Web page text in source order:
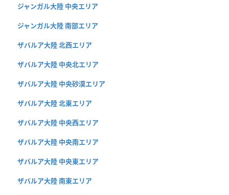
ジャンガル大陸 中央エリア
ジャンガル大陸 南部エリア
ザバルア大陸 北西エリア
ザバルア大陸 中央北エリア
ザバルア大陸 中央砂漠エリア
ザバルア大陸 北東エリア
ザバルア大陸 中央西エリア
ザバルア大陸 中央南エリア
ザバルア大陸 中央東エリア
ザバルア大陸 南東エリア